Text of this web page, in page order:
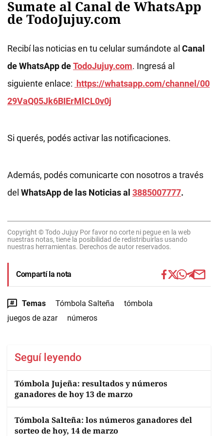
Sumate al Canal de WhatsApp
de TodoJujuy.com
Recibí las noticias en tu celular sumándote al Canal
de WhatsApp deTodoJujuy.com. Ingresá al
siguiente enlace: https://whatsapp.com/channel/00
29VaQ05Jk6BIErMlCL0v0j
Si querés, podés activar las notificaciones.
Además, podés comunicarte con nosotros a través
del WhatsApp de las Noticias al 3885007777.
Copyright © Todo Jujuy Por favor no corte ni pegue en la web
nuestras notas, tiene la posibilidad de redistribuirlas usando
nuestras herramientas. Derechos de autor reservados.
Compartí la nota
Temas Tómbola Salteña
tómbola
juegos de azar
números
Seguí leyendo
Tómbola Jujeña: resultados y números
ganadores de hoy 13 de marzo
Tómbola Salteña: los números ganadores del
sorteo de hoy, 14 de marzo